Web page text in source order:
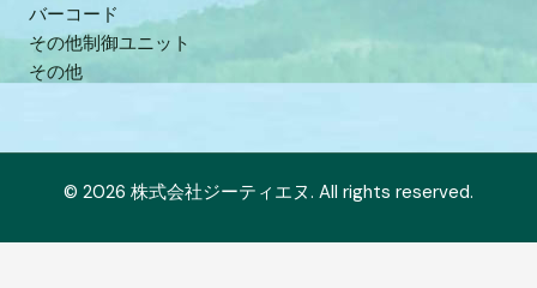
バーコード
その他制御ユニット
その他
© 2026 株式会社ジーティエヌ. All rights reserved.